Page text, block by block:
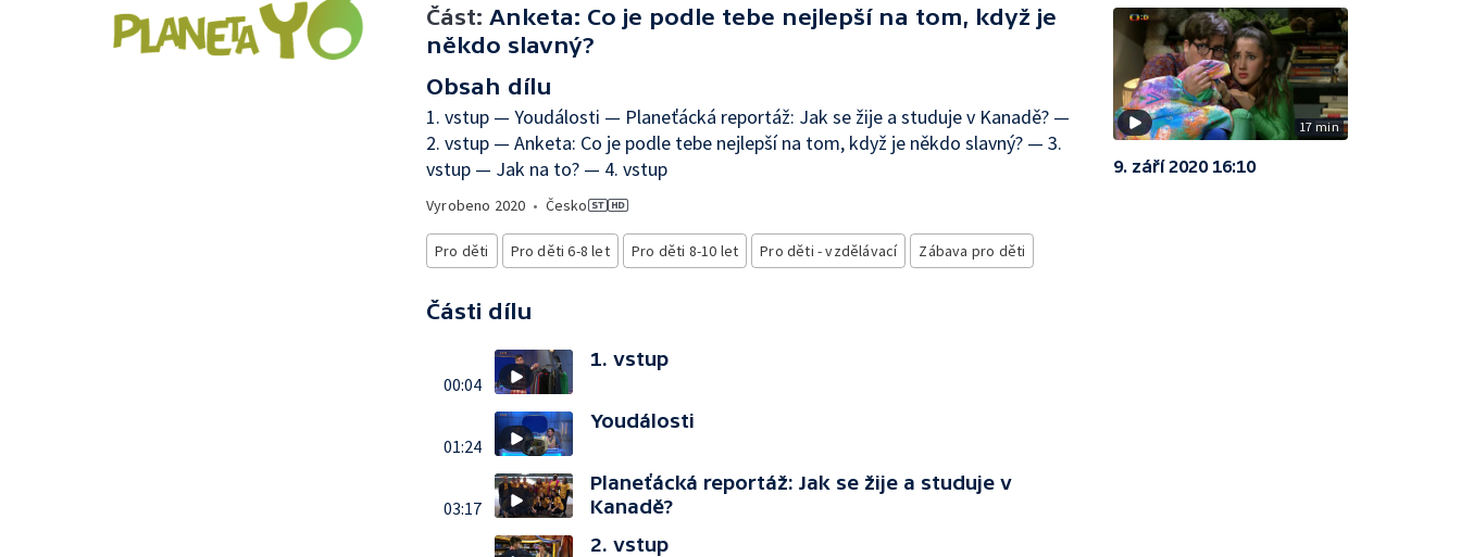
Část: Anketa: Co je podle tebe nejlepší na tom, když je
někdo slavný?
Obsah dílu
1. vstup — Youdálosti — Planeťácká reportáž: Jak se žije a studuje v Kanadě? —
2. vstup — Anketa: Co je podle tebe nejlepší na tom, když je někdo slavný? — 3.
vstup — Jak na to? — 4. vstup
Vyrobeno 2020 • Česko
Pro děti Pro děti 6-8 let Pro děti 8-10 let Pro děti - vzdělávací Zábava pro děti
Části dílu
00:04
1. vstup
01:24
Youdálosti
03:17
Planeťácká reportáž: Jak se žije a studuje v
Kanadě?
2. vstup
17 min
9. září 2020 16:10